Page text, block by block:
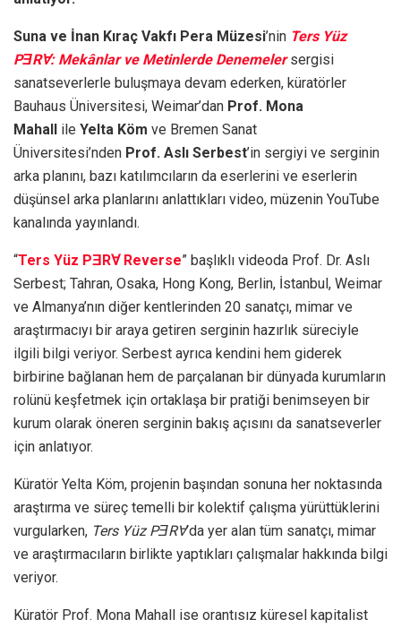
Suna ve İnan Kıraç Vakfı Pera Müzesi’nin Ters Yüz
PƎRⱯ: Mekânlar ve Metinlerde Denemelersergisi
sanatseverlerle buluşmaya devam ederken, küratörler
Bauhaus Üniversitesi, Weimar’dan Prof. Mona
Mahall ile Yelta Köm ve Bremen Sanat
Üniversitesi’nden Prof. Aslı Serbest’in sergiyi ve serginin
arka planını, bazı katılımcıların da eserlerini ve eserlerin
düşünsel arka planlarını anlattıkları video, müzenin YouTube
kanalında yayınlandı.
“Ters Yüz PƎRⱯ Reverse” başlıklı videoda Prof. Dr. Aslı
Serbest; Tahran, Osaka, Hong Kong, Berlin, İstanbul, Weimar
ve Almanya’nın diğer kentlerinden 20 sanatçı, mimar ve
araştırmacıyı bir araya getiren serginin hazırlık süreciyle
ilgili bilgi veriyor. Serbest ayrıca kendini hem giderek
birbirine bağlanan hem de parçalanan bir dünyada kurumların
rolünü keşfetmek için ortaklaşa bir pratiği benimseyen bir
kurum olarak öneren serginin bakış açısını da sanatseverler
için anlatıyor.
Küratör Yelta Köm, projenin başından sonuna her noktasında
araştırma ve süreç temelli bir kolektif çalışma yürüttüklerini
vurgularken, Ters Yüz PƎRⱯ’da yer alan tüm sanatçı, mimar
ve araştırmacıların birlikte yaptıkları çalışmalar hakkında bilgi
veriyor.
Küratör Prof. Mona Mahall ise orantısız küresel kapitalist